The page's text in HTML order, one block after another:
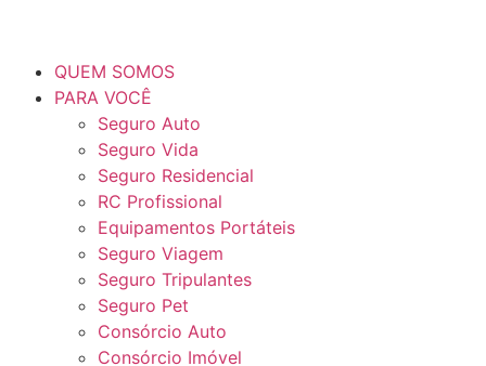
QUEM SOMOS
PARA VOCÊ
Seguro Auto
Seguro Vida
Seguro Residencial
RC Profissional
Equipamentos Portáteis
Seguro Viagem
Seguro Tripulantes
Seguro Pet
Consórcio Auto
Consórcio Imóvel